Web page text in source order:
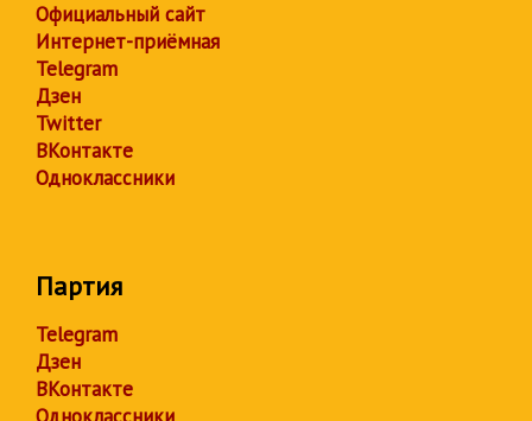
Официальный сайт
Интернет-приёмная
Telegram
Дзен
Twitter
ВКонтакте
Одноклассники
Партия
Telegram
Дзен
ВКонтакте